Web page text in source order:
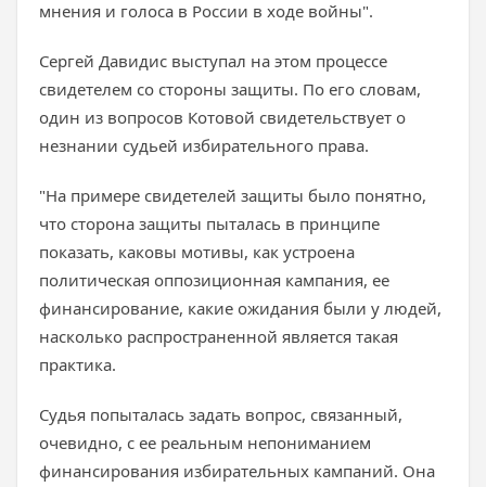
мнения и голоса в России в ходе войны".
Сергей Давидис выступал на этом процессе
свидетелем со стороны защиты. По его словам,
один из вопросов Котовой свидетельствует о
незнании судьей избирательного права.
"На примере свидетелей защиты было понятно,
что сторона защиты пыталась в принципе
показать, каковы мотивы, как устроена
политическая оппозиционная кампания, ее
финансирование, какие ожидания были у людей,
насколько распространенной является такая
практика.
Судья попыталась задать вопрос, связанный,
очевидно, с ее реальным непониманием
финансирования избирательных кампаний. Она